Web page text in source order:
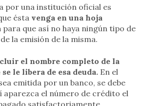
por una institución oficial es
ésta venga en una hoja
para que así no haya ningún tipo de
la emisión de la misma.
el nombre completo de la
le libera de esa deuda. En el
emitida por un banco, se debe
aparezca el número de crédito el
satisfactoriamente.